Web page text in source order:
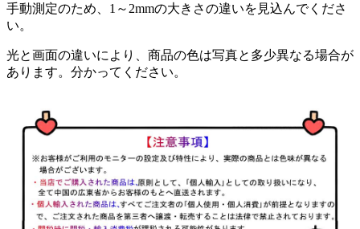
手動測定のため、1～2mmの大きさの違いを見込んでくださ
い。
光と画面の違いにより、商品の色は写真と多少異なる場合が
あります。分かってください。